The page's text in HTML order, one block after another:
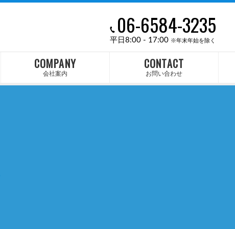
06-6584-3235
平日8:00 - 17:00 ※年末年始を除く
COMPANY
会社案内
CONTACT
お問い合わせ